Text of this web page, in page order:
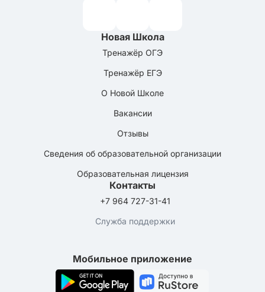
Новая Школа
Тренажёр ОГЭ
Тренажёр ЕГЭ
О Новой Школе
Вакансии
Отзывы
Сведения об образовательной организации
Образовательная лицензия
Контакты
+7 964 727-31-41
Служба поддержки
Мобильное приложение